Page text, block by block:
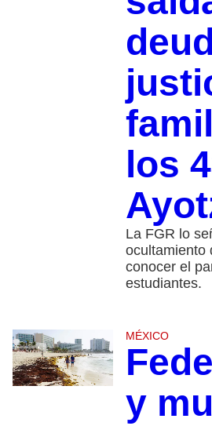
los
La FGR lo
ocultamiento
conocer el
estudiantes.
MÉXICO
y